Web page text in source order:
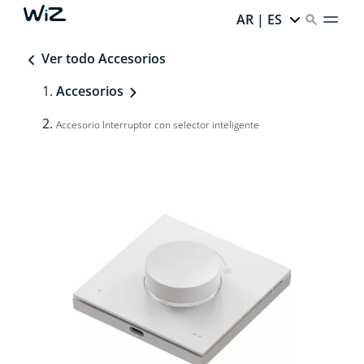
AR | ES
Ver todo Accesorios
Accesorios
Accesorio Interruptor con selector inteligente